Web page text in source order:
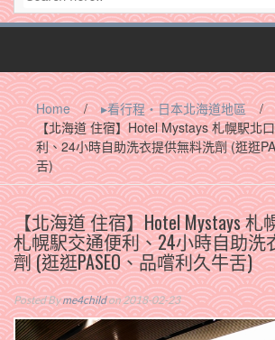
Home / ▸看行程‧日本北海道地區
/
【北海道 住宿】Hotel Mystays 札幌駅北
利、24小時自助洗衣提供無料洗劑 (逛逛
舌)
【北海道 住宿】Hotel Mystays 札
札幌駅交通便利、24小時自助洗
劑 (逛逛PASEO、品嚐利久牛舌)
Posted Byme4childon 2018-02-23